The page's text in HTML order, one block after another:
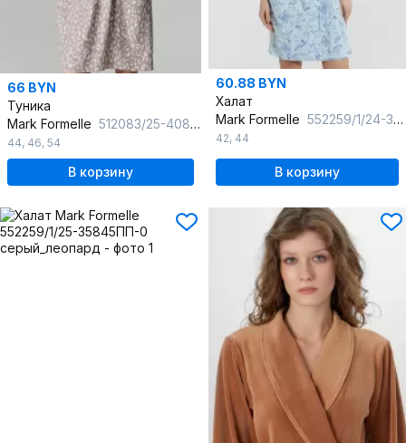
66 BYN
Туника
Mark Formelle 512083/25-40872ПП-9 леопард_на_сером
44, 46, 54
В корзину
60.88 BYN
Халат
Mark Formelle 552259/1/24-32244ПП-5 узоры_на_голубом
42, 44
В корзину